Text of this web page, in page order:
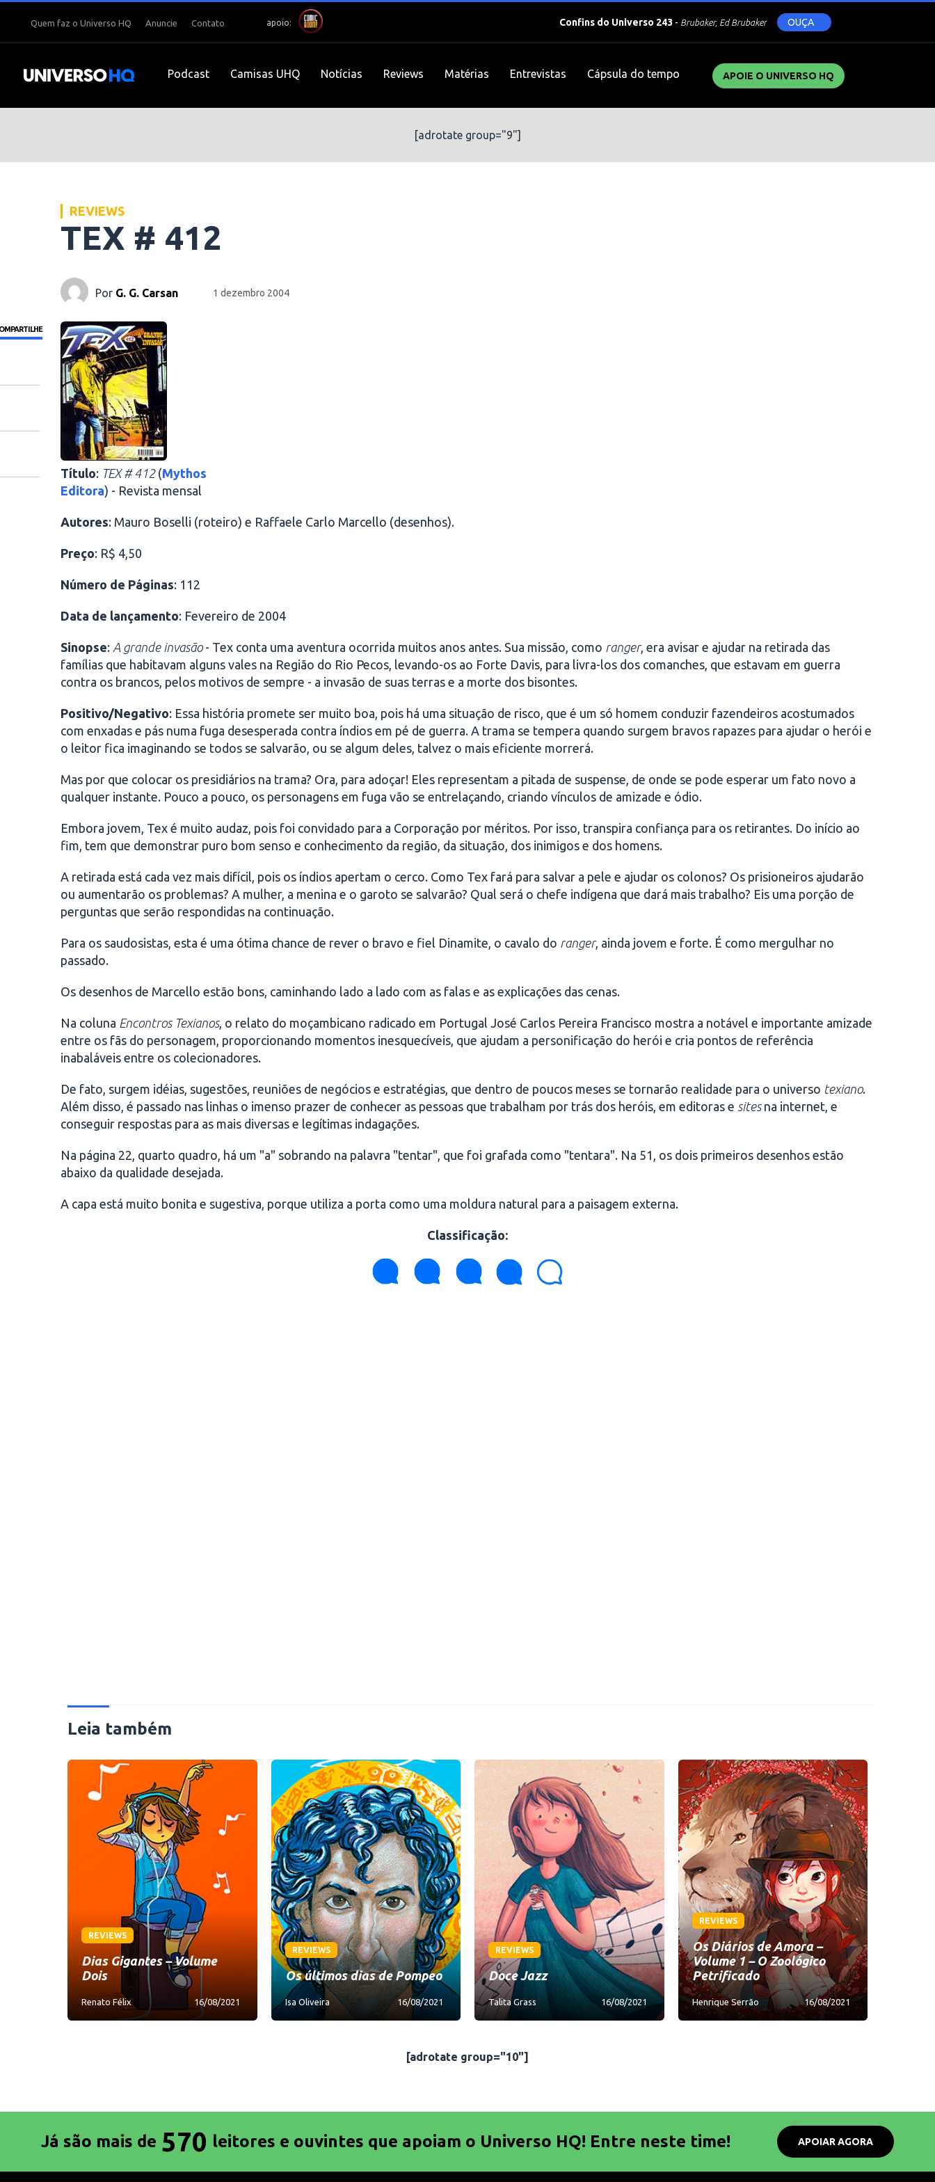
Quem faz o Universo HQ Anuncie Contato apoio: Confins do Universo 243 - Brubaker, Ed Brubaker OUÇA
Podcast Camisas UHQ Notícias Reviews Matérias Entrevistas Cápsula do tempo APOIE O UNIVERSO HQ
[adrotate group="9"]
REVIEWS
TEX # 412
Por G. G. Carsan 1 dezembro 2004
Título: TEX # 412(Mythos
Editora) - Revista mensal
Autores: Mauro Boselli (roteiro) e Raffaele Carlo Marcello (desenhos).
Preço: R$ 4,50
Número de Páginas: 112
Data de lançamento: Fevereiro de 2004
Sinopse: A grande invasão- Tex conta uma aventura ocorrida muitos anos antes. Sua missão, como ranger, era avisar e ajudar na retirada das
famílias que habitavam alguns vales na Região do Rio Pecos, levando-os ao Forte Davis, para livra-los dos comanches, que estavam em guerra
contra os brancos, pelos motivos de sempre - a invasão de suas terras e a morte dos bisontes.
Positivo/Negativo: Essa história promete ser muito boa, pois há uma situação de risco, que é um só homem conduzir fazendeiros acostumados
com enxadas e pás numa fuga desesperada contra índios em pé de guerra. A trama se tempera quando surgem bravos rapazes para ajudar o herói e
o leitor fica imaginando se todos se salvarão, ou se algum deles, talvez o mais eficiente morrerá.
Mas por que colocar os presidiários na trama? Ora, para adoçar! Eles representam a pitada de suspense, de onde se pode esperar um fato novo a
qualquer instante. Pouco a pouco, os personagens em fuga vão se entrelaçando, criando vínculos de amizade e ódio.
Embora jovem, Tex é muito audaz, pois foi convidado para a Corporação por méritos. Por isso, transpira confiança para os retirantes. Do início ao
fim, tem que demonstrar puro bom senso e conhecimento da região, da situação, dos inimigos e dos homens.
A retirada está cada vez mais difícil, pois os índios apertam o cerco. Como Tex fará para salvar a pele e ajudar os colonos? Os prisioneiros ajudarão
ou aumentarão os problemas? A mulher, a menina e o garoto se salvarão? Qual será o chefe indígena que dará mais trabalho? Eis uma porção de
perguntas que serão respondidas na continuação.
Para os saudosistas, esta é uma ótima chance de rever o bravo e fiel Dinamite, o cavalo do ranger, ainda jovem e forte. É como mergulhar no
passado.
Os desenhos de Marcello estão bons, caminhando lado a lado com as falas e as explicações das cenas.
Na coluna Encontros Texianos, o relato do moçambicano radicado em Portugal José Carlos Pereira Francisco mostra a notável e importante amizade
entre os fãs do personagem, proporcionando momentos inesquecíveis, que ajudam a personificação do herói e cria pontos de referência
inabaláveis entre os colecionadores.
De fato, surgem idéias, sugestões, reuniões de negócios e estratégias, que dentro de poucos meses se tornarão realidade para o universo texiano.
Além disso, é passado nas linhas o imenso prazer de conhecer as pessoas que trabalham por trás dos heróis, em editoras e sitesna internet, e
conseguir respostas para as mais diversas e legítimas indagações.
Na página 22, quarto quadro, há um "a" sobrando na palavra "tentar", que foi grafada como "tentara". Na 51, os dois primeiros desenhos estão
abaixo da qualidade desejada.
A capa está muito bonita e sugestiva, porque utiliza a porta como uma moldura natural para a paisagem externa.
Classificação:
Leia também
REVIEWS
Dias Gigantes – Volume
Dois
Renato Félix 16/08/2021
REVIEWS
Os últimos dias de Pompeo
Isa Oliveira 16/08/2021
REVIEWS
Doce Jazz
Talita Grass 16/08/2021
REVIEWS
Os Diários de Amora –
Volume 1 – O Zoológico
Petrificado
Henrique Serrão 16/08/2021
[adrotate group="10"]
Já são mais de 570 leitores e ouvintes que apoiam o Universo HQ! Entre neste time! APOIAR AGORA